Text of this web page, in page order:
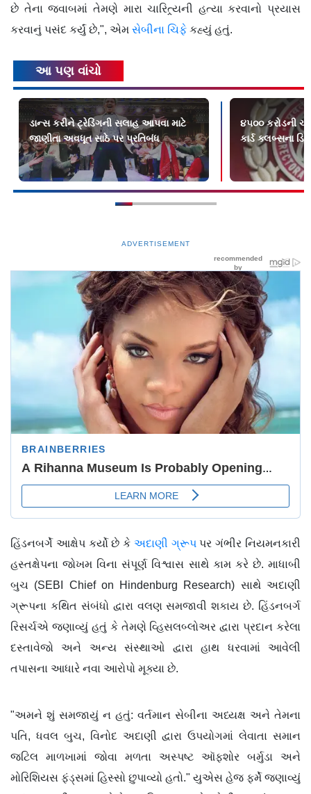
છે તેના જવાબમાં તેમણે મારા ચારિત્ર્યની હત્યા કરવાનો પ્રયાસ
કરવાનું પસંદ કર્યું છે,", એમ સેબીના ચિફે કહ્યું હતું.
આ પણ વાંચો
ડાન્સ કરીને ટ્રેડિંગની સલાહ આપવા માટે
જાણીતા અવધૂત સાઠે પર પ્રતિબંધ
૪૫૦૦ કરોડની
કાર્ડ ક્લબ્સના
ADVERTISEMENT
હિંડનબર્ગે આક્ષેપ કર્યો છે કે અદાણી ગ્રૂપપર ગંભીર નિયમનકારી
હસ્તક્ષેપના જોખમ વિના સંપૂર્ણ વિશ્વાસ સાથે કામ કરે છે. માધાબી
બુચ (SEBI Chief on Hindenburg Research) સાથે અદાણી
ગ્રૂપના કથિત સંબંધો દ્વારા વલણ સમજાવી શકાય છે. હિંડનબર્ગ
રિસર્ચએ જણાવ્યું હતું કે તેમણે વ્હિસલબ્લોઅર દ્વારા પ્રદાન કરેલા
દસ્તાવેજો અને અન્ય સંસ્થાઓ દ્વારા હાથ ધરવામાં આવેલી
તપાસના આધારે નવા આરોપો મૂક્યા છે.
"અમને શું સમજાયું ન હતું: વર્તમાન સેબીના અધ્યક્ષ અને તેમના
પતિ, ધવલ બુચ, વિનોદ અદાણી દ્વારા ઉપયોગમાં લેવાતા સમાન
જટિલ માળખામાં જોવા મળતા અસ્પષ્ટ ઑફશોર બર્મુડા અને
મોરિશિયસ ફંડ્સમાં હિસ્સો છુપાવ્યો હતો." યુએસ હેજ ફર્મે જણાવ્યું